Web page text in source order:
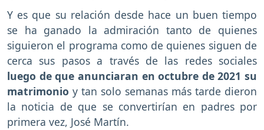
Y es que su relación desde hace un buen tiempo
se ha ganado la admiración tanto de quienes
siguieron el programa como de quienes siguen de
cerca sus pasos a través de las redes sociales
luego de que anunciaran en octubre de 2021 su
matrimonio y tan solo semanas más tarde dieron
la noticia de que se convertirían en padres por
primera vez, José Martín.